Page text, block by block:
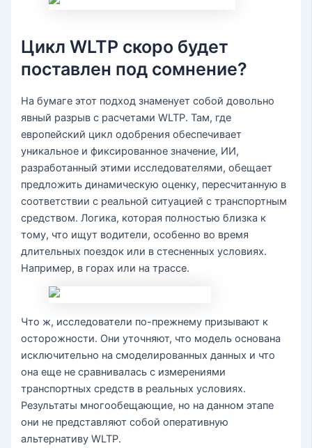
Цикл WLTP скоро будет
поставлен под сомнение?
На бумаге этот подход знаменует собой довольно
явный разрыв с расчетами WLTP. Там, где
европейский цикл одобрения обеспечивает
уникальное и фиксированное значение, ИИ,
разработанный этими исследователями, обещает
предложить динамическую оценку, пересчитанную в
соответствии с реальной ситуацией с транспортным
средством. Логика, которая полностью близка к
тому, что ищут водители, особенно во время
длительных поездок или в стесненных условиях.
Например, в горах или на трассе.
Что ж, исследователи по-прежнему призывают к
осторожности. Они уточняют, что модель основана
исключительно на смоделированных данных и что
она еще не сравнивалась с измерениями
транспортных средств в реальных условиях.
Результаты многообещающие, но на данном этапе
они не представляют собой оперативную
альтернативу WLTP.